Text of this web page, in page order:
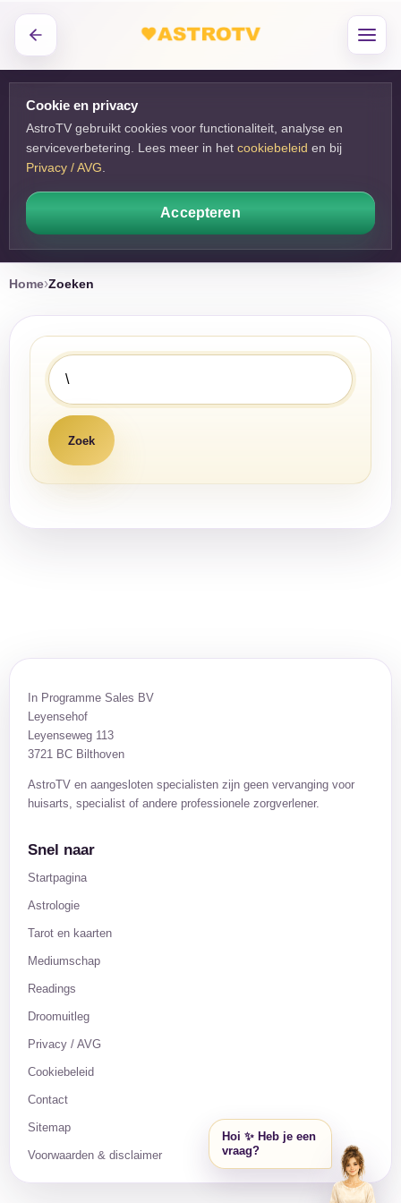
Cookie en privacy
AstroTV gebruikt cookies voor functionaliteit, analyse en
serviceverbetering. Lees meer in het cookiebeleid en bij
Privacy / AVG
Accepteren
Home Zoeken
In Programme Sales BV
Leyensehof
Leyenseweg 113
3721 BC Bilthoven
AstroTV en aangesloten specialisten zijn geen vervanging voor
huisarts, specialist of andere professionele zorgverlener.
Snel naar
Startpagina
Astrologie
Tarot en kaarten
Mediumschap
Readings
Droomuitleg
Privacy / AVG
Cookiebeleid
Contact
Sitemap
Voorwaarden & disclaimer
Hoi ✨ Heb je een
vraag?